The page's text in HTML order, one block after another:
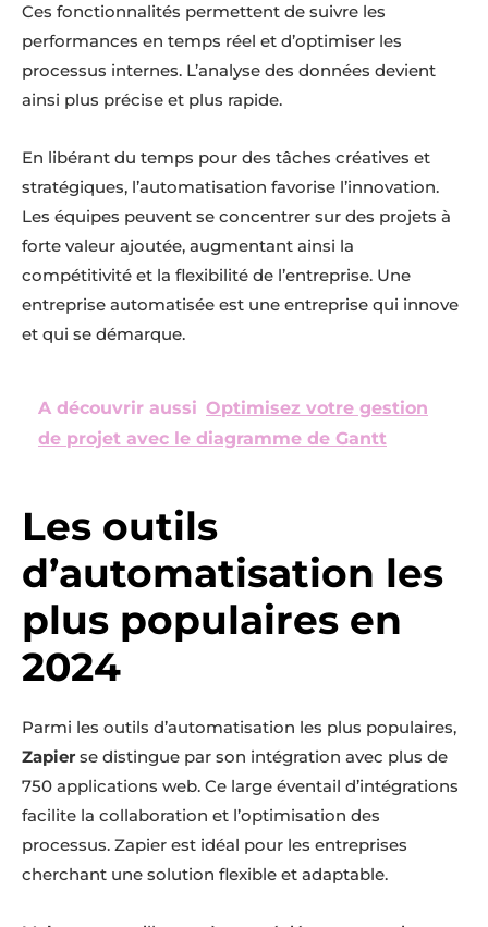
Ces fonctionnalités permettent de suivre les
performances en temps réel et d’optimiser les
processus internes. L’analyse des données devient
ainsi plus précise et plus rapide.
En libérant du temps pour des tâches créatives et
stratégiques, l’automatisation favorise l’innovation.
Les équipes peuvent se concentrer sur des projets à
forte valeur ajoutée, augmentant ainsi la
compétitivité et la flexibilité de l’entreprise. Une
entreprise automatisée est une entreprise qui innove
et qui se démarque.
A découvrir aussi Optimisez votre gestion
de projet avec le diagramme de Gantt
Les outils
d’automatisation les
plus populaires en
2024
Parmi les outils d’automatisation les plus populaires,
Zapier se distingue par son intégration avec plus de
750 applications web. Ce large éventail d’intégrations
facilite la collaboration et l’optimisation des
processus. Zapier est idéal pour les entreprises
cherchant une solution flexible et adaptable.